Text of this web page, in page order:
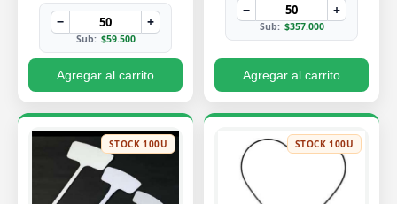
− +
Sub: $59.500
Agregar al carrito
− +
Sub: $357.000
Agregar al carrito
STOCK 100U STOCK 100U